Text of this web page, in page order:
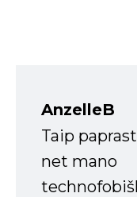
AnzelleB
Taip
net mano